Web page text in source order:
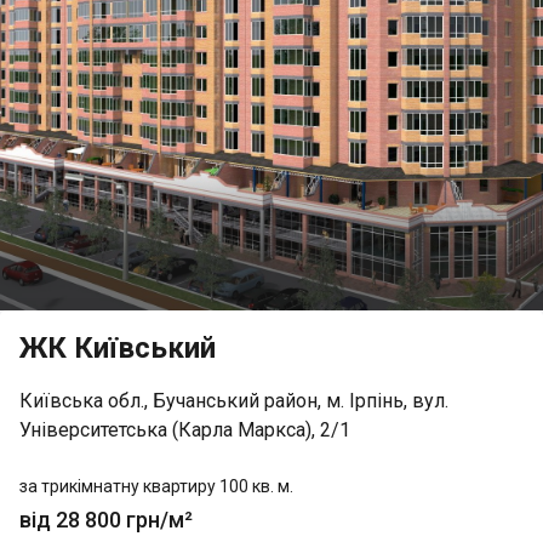
ЖК Київський
Київська обл., Бучанський район, м. Ірпінь, вул.
Університетська (Карла Маркса), 2/1
за трикімнатну квартиру 100 кв. м.
від 28 800 грн/м²